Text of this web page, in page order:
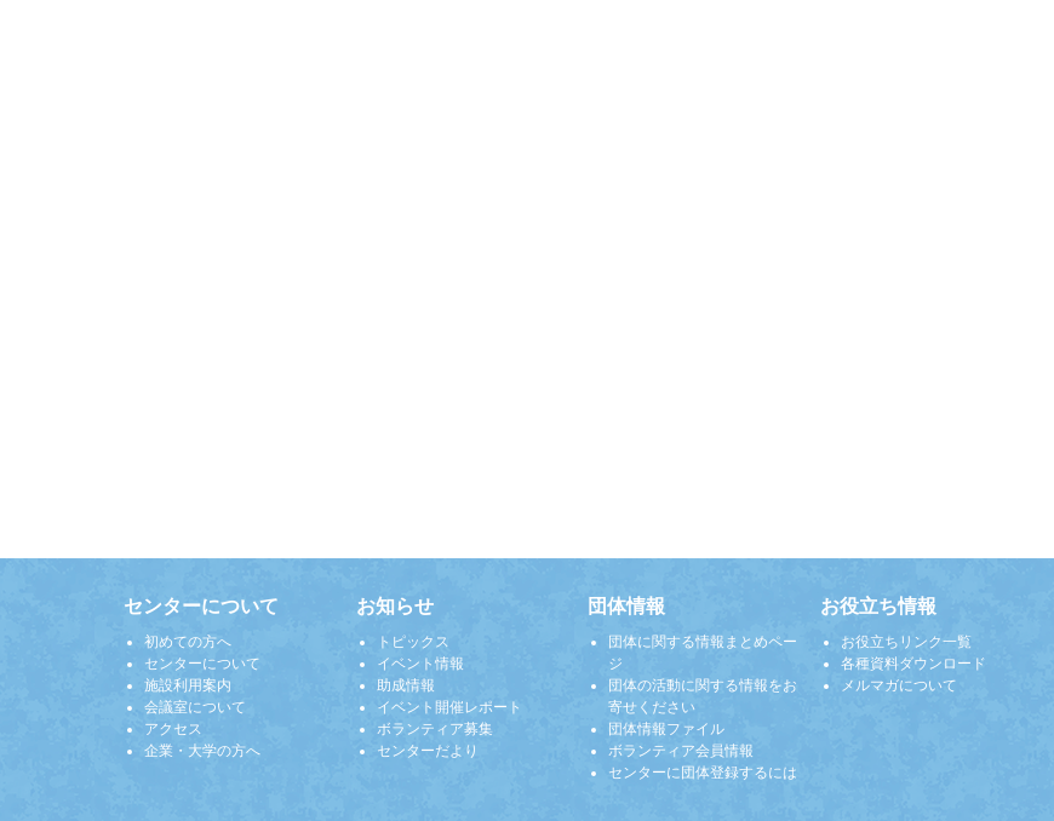
センターについて
初めての方へ
センターについて
施設利用案内
会議室について
アクセス
企業・大学の方へ
お知らせ
トピックス
イベント情報
助成情報
イベント開催レポート
ボランティア募集
センターだより
団体情報
団体に関する情報まとめペー
ジ
団体の活動に関する情報をお
寄せください
団体情報ファイル
ボランティア会員情報
センターに団体登録するには
お役立ち情報
お役立ちリンク一覧
各種資料ダウンロード
メルマガについて